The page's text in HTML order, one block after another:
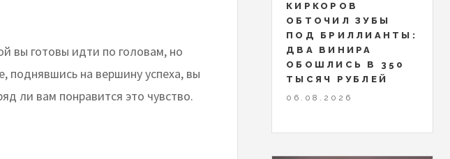
вы готовы идти по головам, но
поднявшись на вершину успеха, вы
ли вам понравится это чувство.
КИРКОРОВ
ОБТОЧИЛ ЗУБЫ
ПОД БРИЛЛИАНТЫ:
ДВА ВИНИРА
ОБОШЛИСЬ В 350
ТЫСЯЧ РУБЛЕЙ
06.08.2026